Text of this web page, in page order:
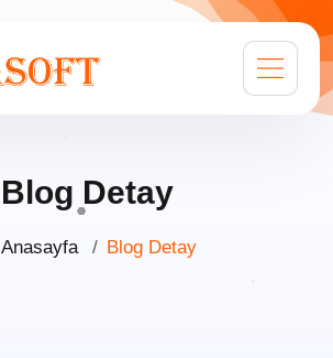
Blog Detay
Anasayfa Blog Detay